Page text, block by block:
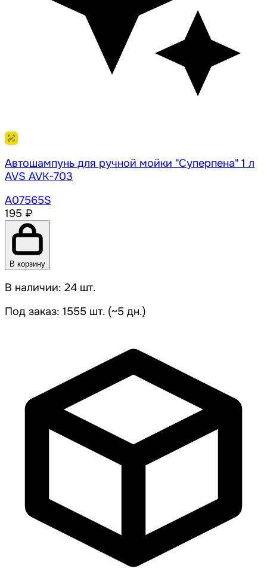
Автошампунь для ручной мойки "Суперпена" 1 л
AVS AVK-703
A07565S
195 ₽
В корзину
В наличии: 24 шт.
Под заказ: 1555 шт. (~5 дн.)